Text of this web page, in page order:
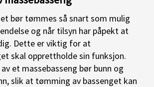
bør tømmes så snart som mulig
og når tilsyn har påpekt at
Dette er viktig for at
skal opprettholde sin funksjon.
et massebasseng bør bunn og
slik at tømming av bassenget kan